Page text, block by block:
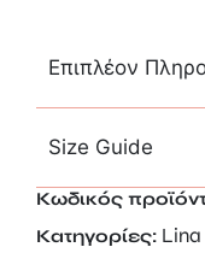
Επιπλέον
Size Guide
Κωδικός
Κατηγορίες: Lina